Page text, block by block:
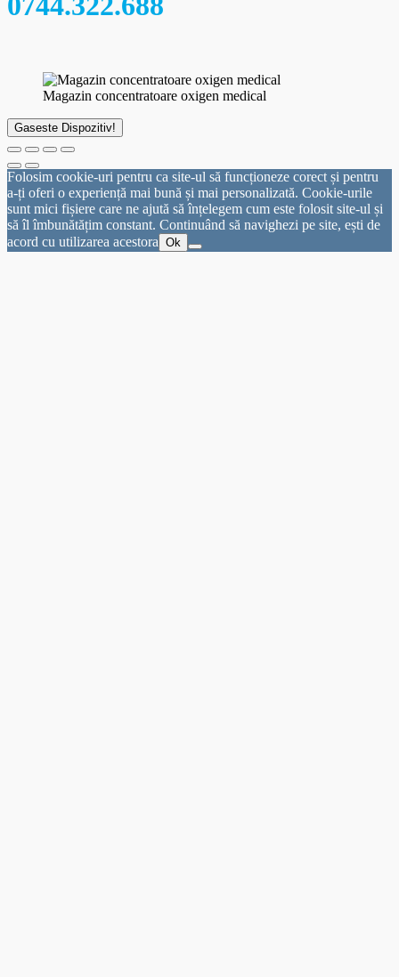
Magazin concentratoare oxigen medical
Gaseste Dispozitiv!
Folosim cookie-uri pentru ca site-ul să funcționeze corect și pentru
a-ți oferi o experiență mai bună și mai personalizată. Cookie-urile
sunt mici fișiere care ne ajută să înțelegem cum este folosit site-ul și
să îl îmbunătățim constant. Continuând să navighezi pe site, ești de
acord cu utilizarea acestora Ok